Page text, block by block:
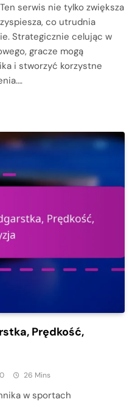
serwis nie tylko zwiększa
co utrudnia
Strategicznie celując w
gracze mogą
i stworzyć korzystne
Prędkość,
0 26 Mins
w sportach